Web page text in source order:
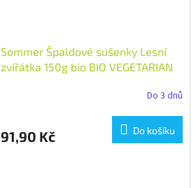
Sommer Špaldové sušenky Lesní
zvířátka 150g bio BIO VEGETARIAN
Do 3 dnů
91,90 Kč Do košíku